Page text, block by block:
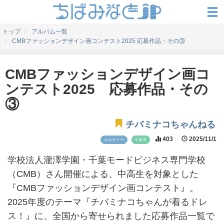
トップ
アルバム一覧
CMBファッションデザイン画コンテスト2025 応募作品・その③
CMBファッションデザイン画コ
ンテスト2025 応募作品・その
③
チバミナコちゃんねる
カルチャー 千葉市 403 2025/11/1
学校法人瀧澤学園・千葉モードビジネス専門学校
（CMB）さん開催による、中高生を対象とした
『CMBファッションデザイン画コンテスト』。
2025年度のテーマ『チバミナコちゃんが着るドレ
ス！』に、全国から寄せられました応募作品一覧で